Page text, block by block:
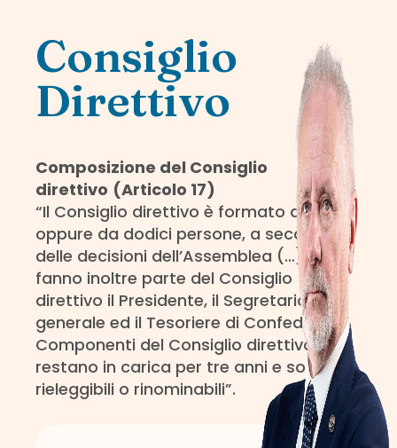
Consiglio
Direttivo
Composizione del Consiglio
direttivo (Articolo 17)
“Il Consiglio direttivo è formato da otto
oppure da dodici persone, a seconda
delle decisioni dell’Assemblea (…)
fanno inoltre parte del Consiglio
direttivo il Presidente, il Segretario
generale ed il Tesoriere di Confedilizia. I
Componenti del Consiglio direttivo
restano in carica per tre anni e sono
rieleggibili o rinominabili”.